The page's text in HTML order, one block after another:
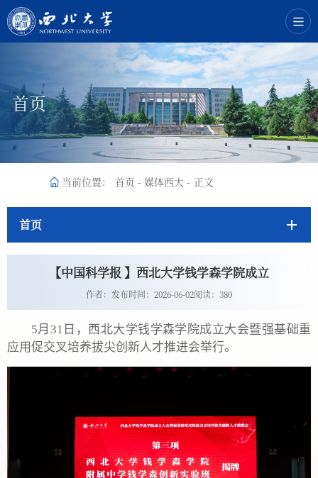
首页
当前位置： 首页 - 媒体西大 - 正文
首页
【中国科学报 】西北大学钱学森学院成立
作者： 发布时间：2026-06-02阅读： 380
5月31日，西北大学钱学森学院成立大会暨强基础重
应用促交叉培养拔尖创新人才推进会举行。